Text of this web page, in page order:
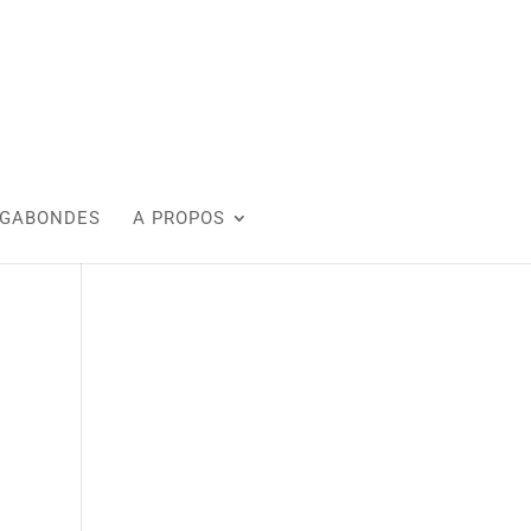
A PROPOS